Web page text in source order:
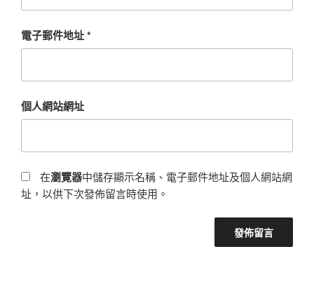
電子郵件地址*
個人網站網址
在瀏覽器中儲存顯示名稱、電子郵件地址及個人網站網
址，以供下次發佈留言時使用。